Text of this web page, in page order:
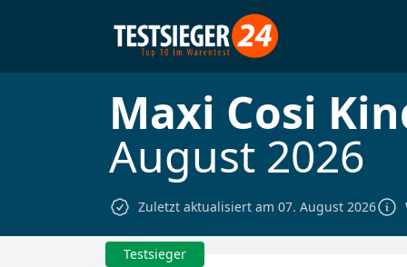
Maxi Cosi
August 2026
Zuletzt aktualisiert am 07. August 2026
Testsieger